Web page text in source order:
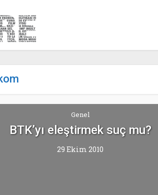
Genel
BTK’yı eleştirmek suç mu?
29 Ekim 2010